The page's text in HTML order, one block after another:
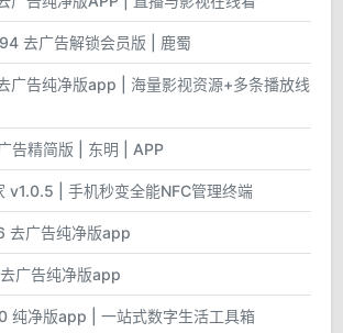
去广告解锁会员版 | 鹿蜀
广告纯净版app | 海量影视资源+多条播放线
告精简版 | 东明 | APP
v1.0.5 | 手机秒变全能NFC管理终端
去广告纯净版app
广告纯净版app
纯净版app | 一站式数字生活工具箱